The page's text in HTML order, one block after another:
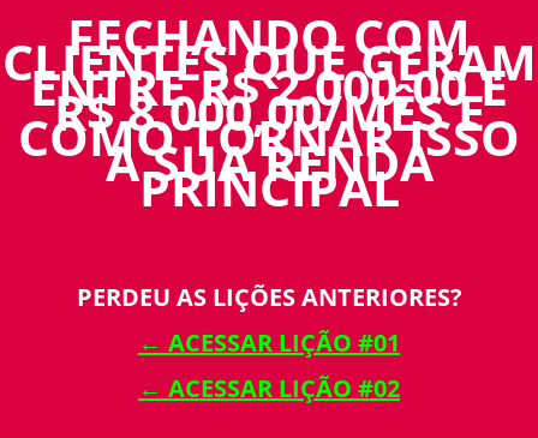
FECHANDO COM
CLIENTES QUE GERAM
ENTRE R$ 2.000,00 E
R$ 8.000,00/MÊS E
COMO TORNAR ISSO
A SUA RENDA
PRINCIPAL
PERDEU AS LIÇÕES ANTERIORES?
← ACESSAR LIÇÃO #01
← ACESSAR LIÇÃO #02